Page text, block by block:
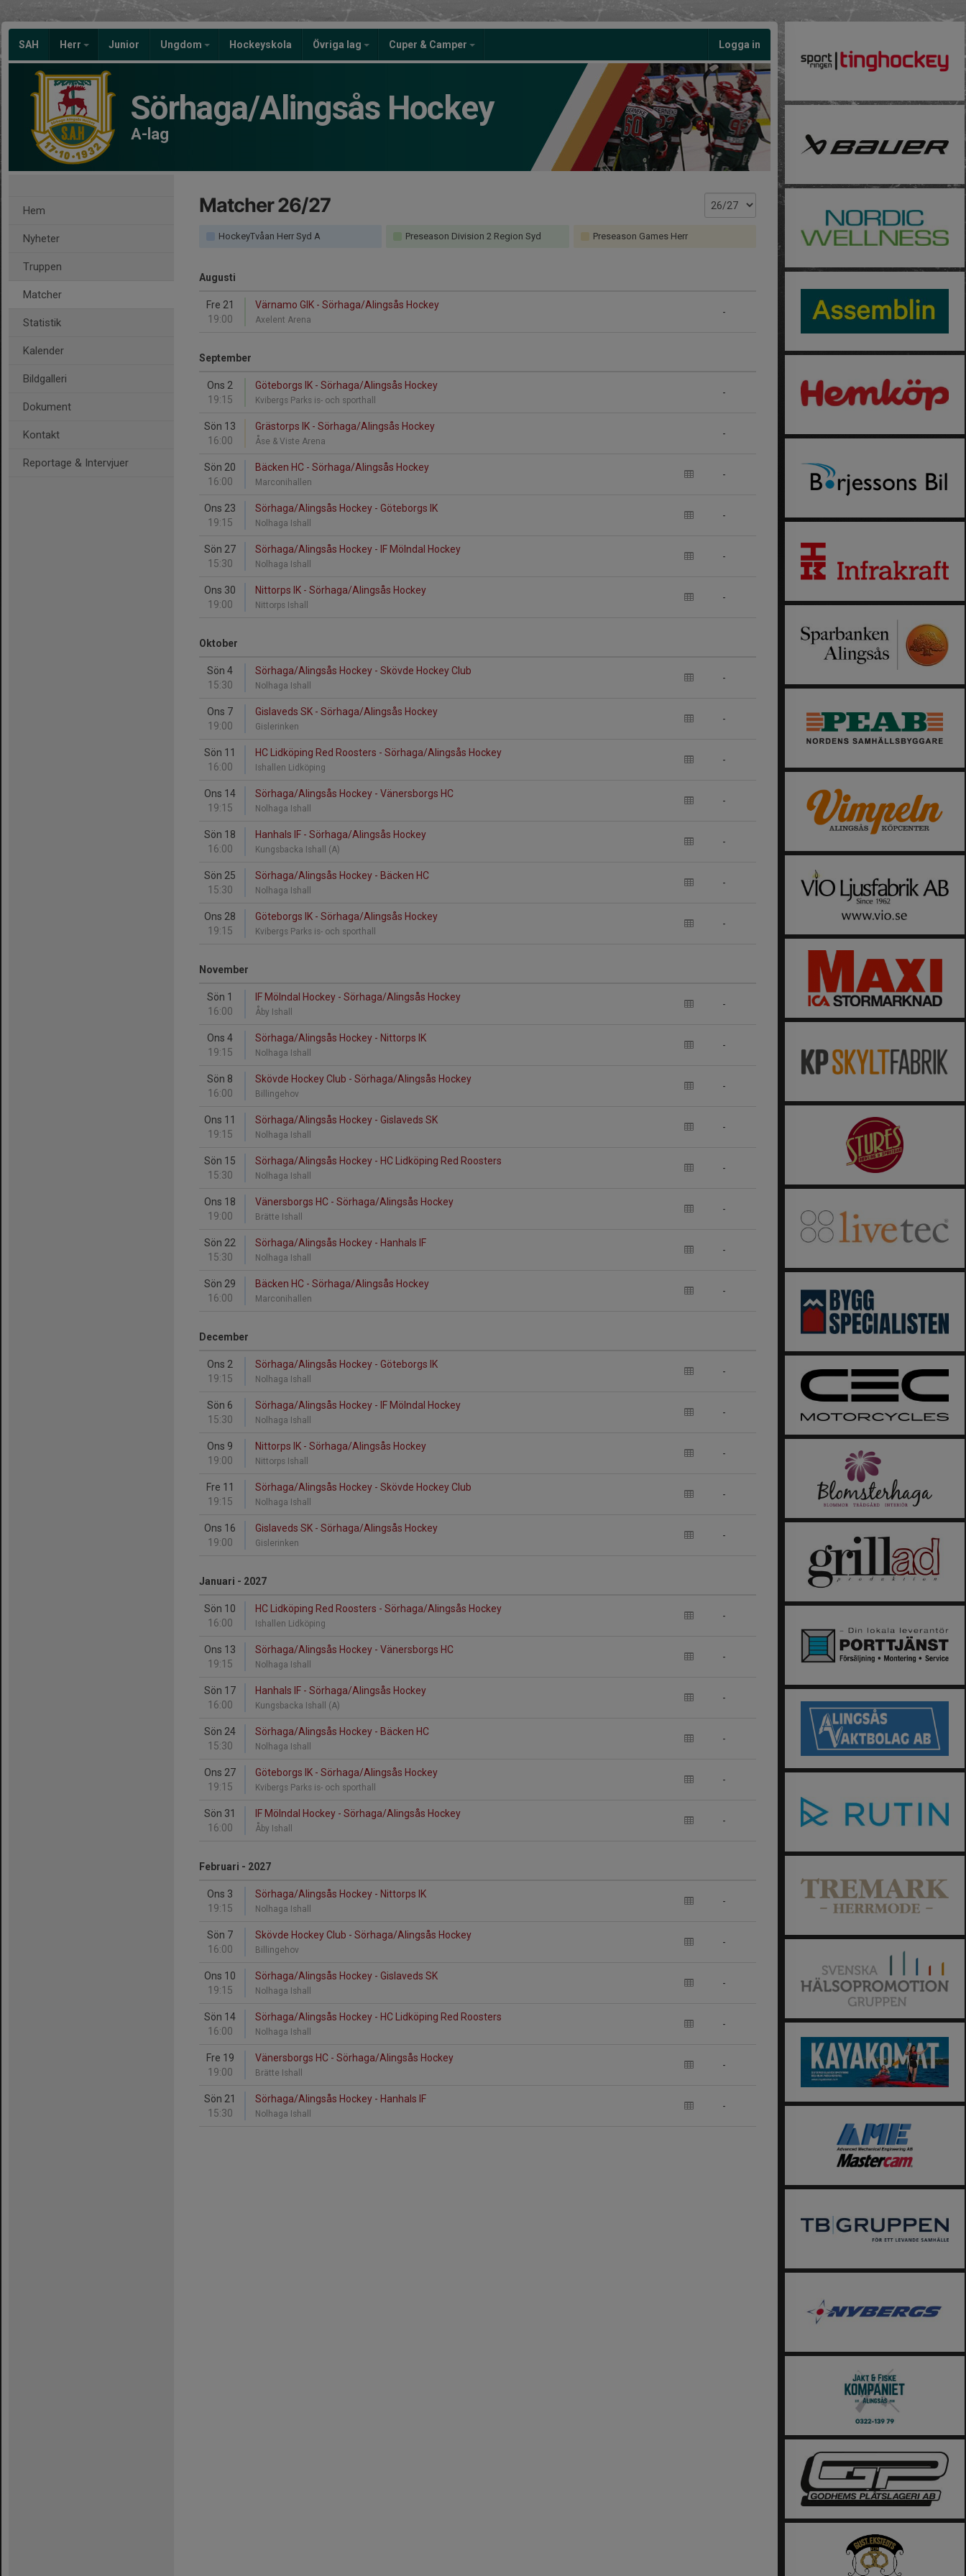
SAH Herr Junior Ungdom Hockeyskola Övriga lag Cuper & Camper Logga in
Sörhaga/Alingsås Hockey
A-lag
Hem
Nyheter
Truppen
Matcher
Statistik
Kalender
Bildgalleri
Dokument
Kontakt
Reportage & Intervjuer
Matcher 26/27
HockeyTvåan Herr Syd A Preseason Division 2 Region Syd Preseason Games Herr
Augusti
Fre 21
19:00
-
Värnamo GIK - Sörhaga/Alingsås Hockey
Axelent Arena
September
Ons 2
19:15
-
Göteborgs IK - Sörhaga/Alingsås Hockey
Kvibergs Parks is- och sporthall
Sön 13
16:00
-
Grästorps IK - Sörhaga/Alingsås Hockey
Åse & Viste Arena
Sön 20
16:00
-
Bäcken HC - Sörhaga/Alingsås Hockey
Marconihallen
Ons 23
19:15
-
Sörhaga/Alingsås Hockey - Göteborgs IK
Nolhaga Ishall
Sön 27
15:30
-
Sörhaga/Alingsås Hockey - IF Mölndal Hockey
Nolhaga Ishall
Ons 30
19:00
-
Nittorps IK - Sörhaga/Alingsås Hockey
Nittorps Ishall
Oktober
Sön 4
15:30
-
Sörhaga/Alingsås Hockey - Skövde Hockey Club
Nolhaga Ishall
Ons 7
19:00
-
Gislaveds SK - Sörhaga/Alingsås Hockey
Gislerinken
Sön 11
16:00
-
HC Lidköping Red Roosters - Sörhaga/Alingsås Hockey
Ishallen Lidköping
Ons 14
19:15
-
Sörhaga/Alingsås Hockey - Vänersborgs HC
Nolhaga Ishall
Sön 18
16:00
-
Hanhals IF - Sörhaga/Alingsås Hockey
Kungsbacka Ishall (A)
Sön 25
15:30
-
Sörhaga/Alingsås Hockey - Bäcken HC
Nolhaga Ishall
Ons 28
19:15
-
Göteborgs IK - Sörhaga/Alingsås Hockey
Kvibergs Parks is- och sporthall
November
Sön 1
16:00
-
IF Mölndal Hockey - Sörhaga/Alingsås Hockey
Åby Ishall
Ons 4
19:15
-
Sörhaga/Alingsås Hockey - Nittorps IK
Nolhaga Ishall
Sön 8
16:00
-
Skövde Hockey Club - Sörhaga/Alingsås Hockey
Billingehov
Ons 11
19:15
-
Sörhaga/Alingsås Hockey - Gislaveds SK
Nolhaga Ishall
Sön 15
15:30
-
Sörhaga/Alingsås Hockey - HC Lidköping Red Roosters
Nolhaga Ishall
Ons 18
19:00
-
Vänersborgs HC - Sörhaga/Alingsås Hockey
Brätte Ishall
Sön 22
15:30
-
Sörhaga/Alingsås Hockey - Hanhals IF
Nolhaga Ishall
Sön 29
16:00
-
Bäcken HC - Sörhaga/Alingsås Hockey
Marconihallen
December
Ons 2
19:15
-
Sörhaga/Alingsås Hockey - Göteborgs IK
Nolhaga Ishall
Sön 6
15:30
-
Sörhaga/Alingsås Hockey - IF Mölndal Hockey
Nolhaga Ishall
Ons 9
19:00
-
Nittorps IK - Sörhaga/Alingsås Hockey
Nittorps Ishall
Fre 11
19:15
-
Sörhaga/Alingsås Hockey - Skövde Hockey Club
Nolhaga Ishall
Ons 16
19:00
-
Gislaveds SK - Sörhaga/Alingsås Hockey
Gislerinken
Januari - 2027
Sön 10
16:00
-
HC Lidköping Red Roosters - Sörhaga/Alingsås Hockey
Ishallen Lidköping
Ons 13
19:15
-
Sörhaga/Alingsås Hockey - Vänersborgs HC
Nolhaga Ishall
Sön 17
16:00
-
Hanhals IF - Sörhaga/Alingsås Hockey
Kungsbacka Ishall (A)
Sön 24
15:30
-
Sörhaga/Alingsås Hockey - Bäcken HC
Nolhaga Ishall
Ons 27
19:15
-
Göteborgs IK - Sörhaga/Alingsås Hockey
Kvibergs Parks is- och sporthall
Sön 31
16:00
-
IF Mölndal Hockey - Sörhaga/Alingsås Hockey
Åby Ishall
Februari - 2027
Ons 3
19:15
-
Sörhaga/Alingsås Hockey - Nittorps IK
Nolhaga Ishall
Sön 7
16:00
-
Skövde Hockey Club - Sörhaga/Alingsås Hockey
Billingehov
Ons 10
19:15
-
Sörhaga/Alingsås Hockey - Gislaveds SK
Nolhaga Ishall
Sön 14
16:00
-
Sörhaga/Alingsås Hockey - HC Lidköping Red Roosters
Nolhaga Ishall
Fre 19
19:00
-
Vänersborgs HC - Sörhaga/Alingsås Hockey
Brätte Ishall
Sön 21
15:30
-
Sörhaga/Alingsås Hockey - Hanhals IF
Nolhaga Ishall